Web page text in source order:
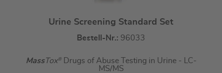
Urine Screening Standard Set
Bestell-Nr.: 96033
MassTox®Drugs of Abuse Testing in Urine - LC-
MS/MS